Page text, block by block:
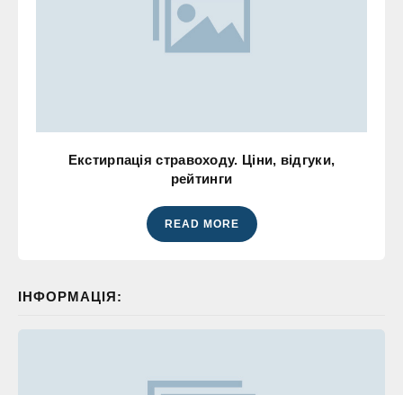
Екстирпація стравоходу. Ціни, відгуки,
рейтинги
READ MORE
ІНФОРМАЦІЯ: